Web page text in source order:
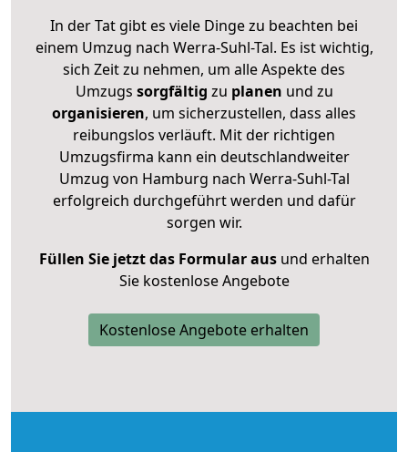
In der Tat gibt es viele Dinge zu beachten bei
einem Umzug nach Werra-Suhl-Tal. Es ist wichtig,
sich Zeit zu nehmen, um alle Aspekte des
Umzugs sorgfältig zu planen und zu
organisieren, um sicherzustellen, dass alles
reibungslos verläuft. Mit der richtigen
Umzugsfirma kann ein deutschlandweiter
Umzug von Hamburg nach Werra-Suhl-Tal
erfolgreich durchgeführt werden und dafür
sorgen wir.
Füllen Sie jetzt das Formular ausund erhalten
Sie kostenlose Angebote
Kostenlose Angebote erhalten